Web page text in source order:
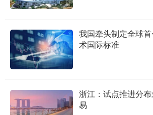
我国牵头制定全球
术国际标准
浙江：试点推进分
易